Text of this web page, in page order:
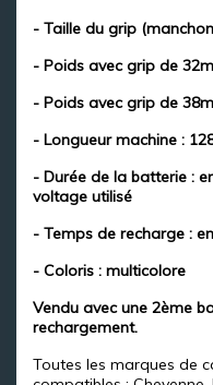
- Taille du grip
- Poids avec grip de
- Poids avec grip de
- Longueur machine :
- Durée de la batterie :
voltage utilisé
- Temps de recharge :
- Coloris : multicolore
Vendu avec une 2ème
rechargement.
Toutes les marques de